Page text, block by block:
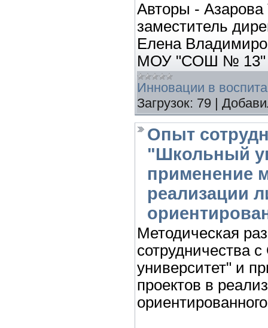
Авторы - Азарова
заместитель
Елена
МОУ "СОШ № 13"
Инновации в
Загрузок: 79
Опыт
"Школьный
применение
реализации
Методическая
сотрудничества
университет" и
проектов в